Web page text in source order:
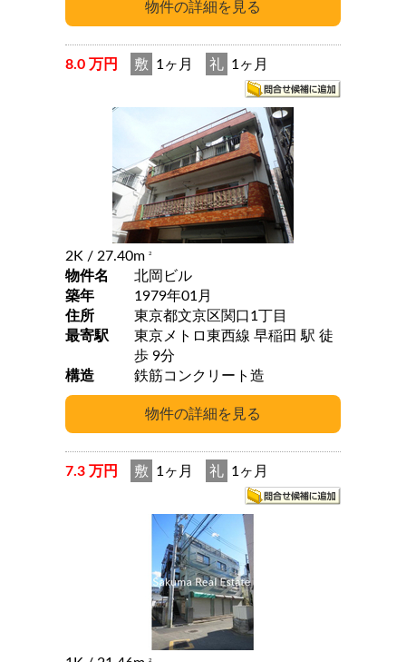
8.0 万円 敷 1ヶ月 礼 1ヶ月
2K / 27.40m 2
物件名
北岡ビル
築年
1979年01月
住所
東京都文京区関口1丁目
最寄駅
東京メトロ東西線 早稲田 駅 徒
歩 9分
構造
鉄筋コンクリート造
7.3 万円 敷 1ヶ月 礼 1ヶ月
2